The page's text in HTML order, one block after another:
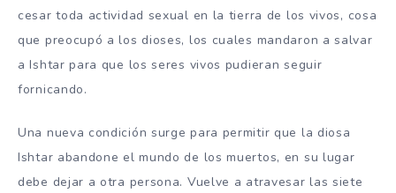
cesar toda actividad sexual en la tierra de los vivos, cosa
que preocupó a los dioses, los cuales mandaron a salvar
a Ishtar para que los seres vivos pudieran seguir
fornicando.
Una nueva condición surge para permitir que la diosa
Ishtar abandone el mundo de los muertos, en su lugar
debe dejar a otra persona. Vuelve a atravesar las siete